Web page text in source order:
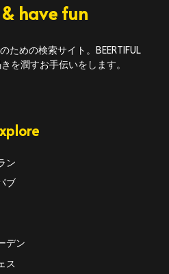
have fun
ための検索サイト。BEERTIFUL
を潤すお手伝いをします。
ン
ブ
デン
ス